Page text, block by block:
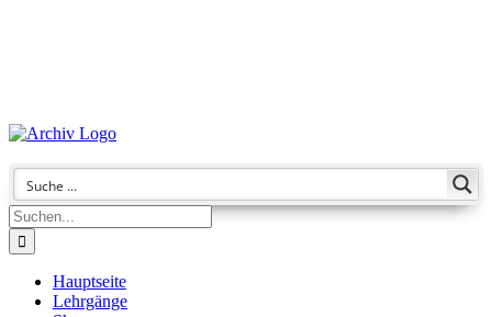
Suche
nach:
Hauptseite
Lehrgänge